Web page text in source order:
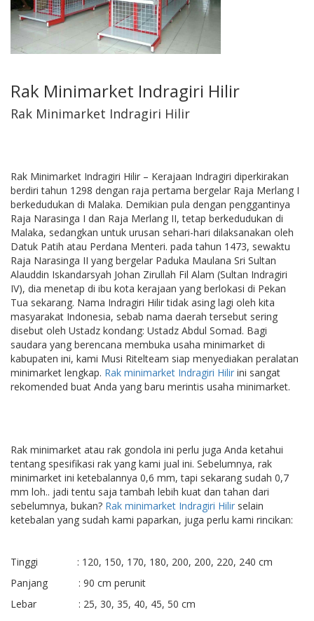
Rak Minimarket Indragiri Hilir
Rak Minimarket Indragiri Hilir
Rak Minimarket Indragiri Hilir – Kerajaan Indragiri diperkirakan
berdiri tahun 1298 dengan raja pertama bergelar Raja Merlang I
berkedudukan di Malaka. Demikian pula dengan penggantinya
Raja Narasinga I dan Raja Merlang II, tetap berkedudukan di
Malaka, sedangkan untuk urusan sehari-hari dilaksanakan oleh
Datuk Patih atau Perdana Menteri. pada tahun 1473, sewaktu
Raja Narasinga II yang bergelar Paduka Maulana Sri Sultan
Alauddin Iskandarsyah Johan Zirullah Fil Alam (Sultan Indragiri
IV), dia menetap di ibu kota kerajaan yang berlokasi di Pekan
Tua sekarang. Nama Indragiri Hilir tidak asing lagi oleh kita
masyarakat Indonesia, sebab nama daerah tersebut sering
disebut oleh Ustadz kondang: Ustadz Abdul Somad. Bagi
saudara yang berencana membuka usaha minimarket di
kabupaten ini, kami Musi Ritelteam siap menyediakan peralatan
minimarket lengkap. Rak minimarket Indragiri Hilir ini sangat
rekomended buat Anda yang baru merintis usaha minimarket.
Rak minimarket atau rak gondola ini perlu juga Anda ketahui
tentang spesifikasi rak yang kami jual ini. Sebelumnya, rak
minimarket ini ketebalannya 0,6 mm, tapi sekarang sudah 0,7
mm loh.. jadi tentu saja tambah lebih kuat dan tahan dari
sebelumnya, bukan? Rak minimarket Indragiri Hilir selain
ketebalan yang sudah kami paparkan, juga perlu kami rincikan:
Tinggi : 120, 150, 170, 180, 200, 200, 220, 240 cm
Panjang : 90 cm perunit
Lebar : 25, 30, 35, 40, 45, 50 cm